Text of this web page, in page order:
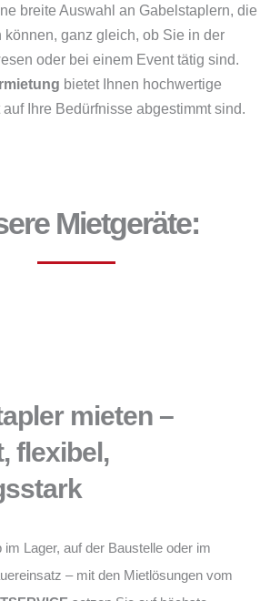
breite Auswahl an Gabelstaplern, die
können, ganz gleich, ob Sie in der
oder bei einem Event tätig sind.
bietet Ihnen hochwertige
Ihre Bedürfnisse abgestimmt sind.
Mietgeräte:
mieten –
flexibel,
Lager, auf der Baustelle oder im
– mit den Mietlösungen vom